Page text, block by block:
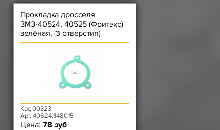
Прокладка дросселя
ЗМЗ-40524, 40525 (Фритекс)
зелёная, (3 отверстия)
Код 00323
Арт. 40624.1148015
Цена: 78 руб